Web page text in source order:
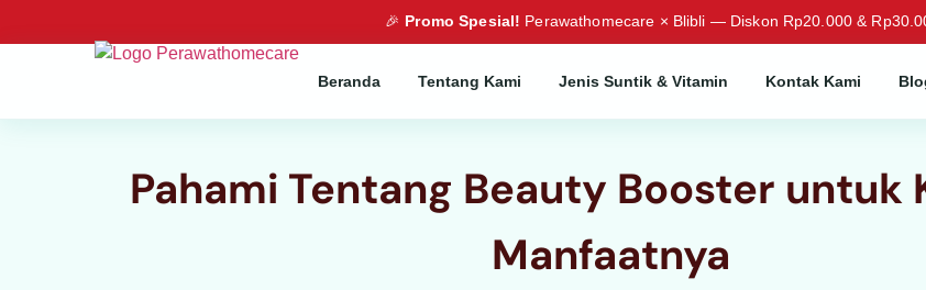
🎉 Promo Spesial! Perawathomecare × Blibli — Diskon Rp20.000 &
Beranda Tentang Kami Jenis Suntik & Vitamin Kontak Kami
Pahami Tentang Beauty Booster untuk
Manfaatnya